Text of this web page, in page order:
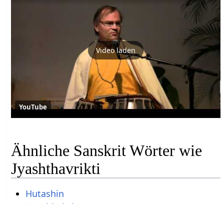
Video laden
YouTube
Ähnliche Sanskrit Wörter wie
Jyashthavrikti
Hutashin